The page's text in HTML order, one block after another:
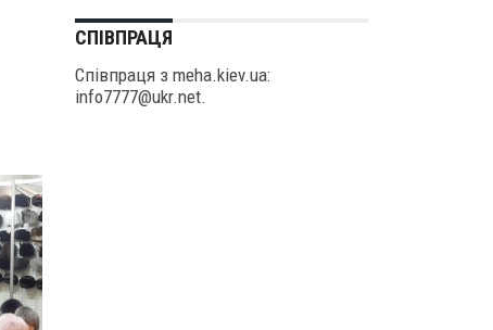
СПІВПРАЦЯ
Співпраця з meha.kiev.ua:
info7777@ukr.net.